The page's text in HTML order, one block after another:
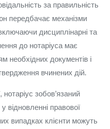
за правильність
передбачає механізми
дисциплінарні та
до нотаріуса має
необхідних документів і
вчинених дій.
нотаріус зобов’язаний
відновленні правової
випадках клієнти можуть